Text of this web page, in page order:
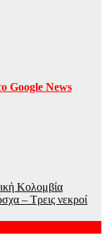
Google News
Κολομβία
– Τρεις νεκροί